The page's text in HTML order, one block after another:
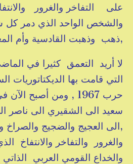
على التفاخر والغرور
والشخص الواحد الذي دمر
,ذهب وذهبت القادسية وأم
لا أريد التعمق كثيرا في
التي قامت بها الديكتاتوريات
حرب 1967 , ومن أصبح
سعيد الى الشقيري الى ناصر
,الى العجيج والضجيج والصراخ
والغرور والتفاخر والانتفاخ
والخداع القومي العربي